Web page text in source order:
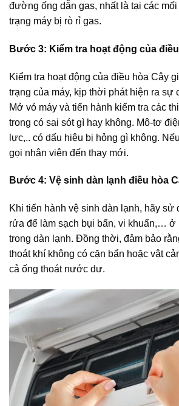
đường ống dẫn gas, nhất là tại các
trạng máy bị rò rỉ gas.
Bước 3: Kiểm tra hoạt động của
Kiểm tra hoạt động của điều hòa Cây
trạng của máy, kịp thời phát hiện ra sự
Mở vỏ máy và tiến hành kiểm tra các
trong có sai sót gì hay không. Mô-tơ
lực,.. có dấu hiệu bị hỏng gì không.
gọi nhân viên đến thay mới.
Bước 4: Vệ sinh dàn lạnh điều hòa
Khi tiến hành vệ sinh dàn lạnh, hãy sử
rửa để làm sạch bụi bẩn, vi khuẩn,… ở
trong dàn lạnh. Đồng thời, đảm bảo
thoát khí không có cặn bẩn hoặc vật
cả ống thoát nước dư.